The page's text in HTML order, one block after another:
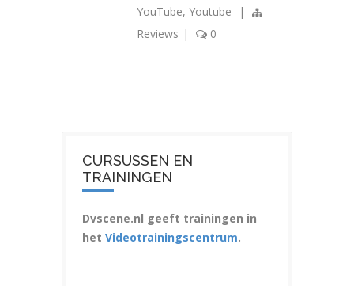
YouTube, Youtube
|
Reviews | 0
CURSUSSEN EN
TRAININGEN
Dvscene.nl geeft trainingen in
het Videotrainingscentrum.